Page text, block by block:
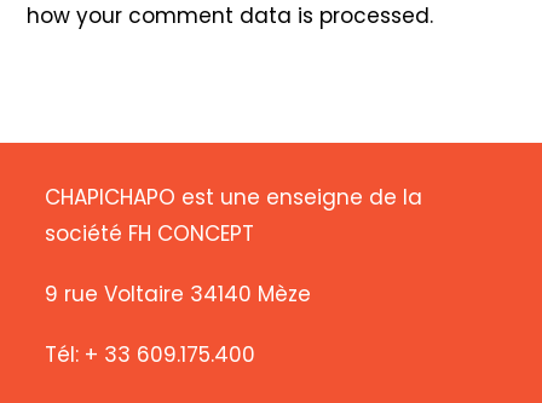
how your comment data is processed.
CHAPICHAPO est une enseigne de la
société FH CONCEPT
9 rue Voltaire 34140 Mèze
Tél: + 33 609.175.400